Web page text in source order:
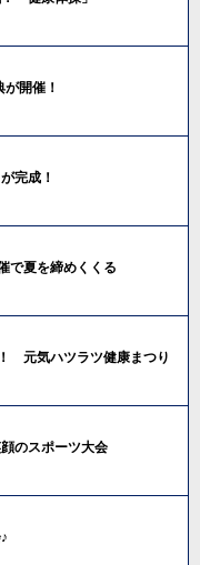
開催！
完成！
で夏を締めくくる
元気ハツラツ健康まつり
のスポーツ大会